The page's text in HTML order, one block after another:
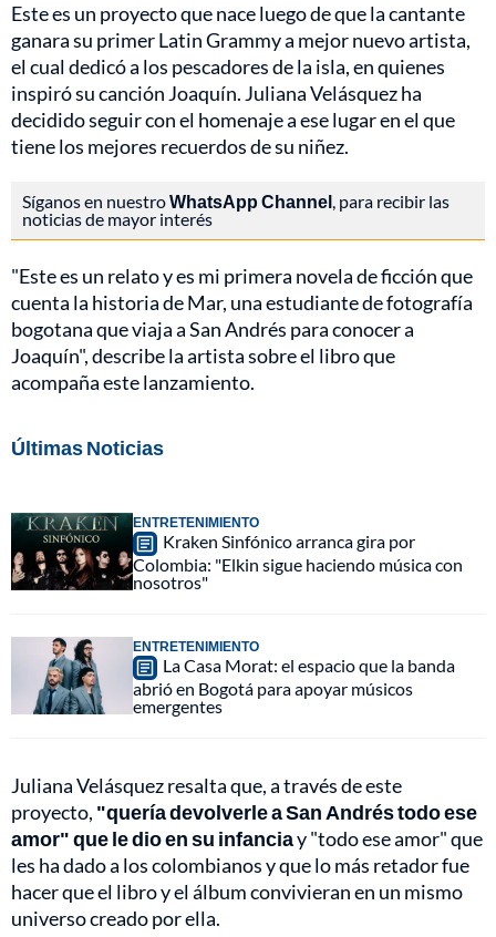
Este es un proyecto que nace luego de que la cantante
ganara su primer Latin Grammy a mejor nuevo artista,
el cual dedicó a los pescadores de la isla, en quienes
inspiró su canción Joaquín. Juliana Velásquez ha
decidido seguir con el homenaje a ese lugar en el que
tiene los mejores recuerdos de su niñez.
Síganos en nuestroWhatsApp Channel, para recibir las
noticias de mayor interés
"Este es un relato y es mi primera novela de ficción que
cuenta la historia de Mar, una estudiante de fotografía
bogotana que viaja a San Andrés para conocer a
Joaquín", describe la artista sobre el libro que
acompaña este lanzamiento.
Últimas Noticias
ENTRETENIMIENTO
Kraken Sinfónico arranca gira por
Colombia: "Elkin sigue haciendo música con
nosotros"
ENTRETENIMIENTO
La Casa Morat: el espacio que la banda
abrió en Bogotá para apoyar músicos
emergentes
Juliana Velásquez resalta que, a través de este
proyecto, "quería devolverle a San Andrés todo ese
amor" que le dio en su infanciay "todo ese amor" que
les ha dado a los colombianos y que lo más retador fue
hacer que el libro y el álbum convivieran en un mismo
universo creado por ella.